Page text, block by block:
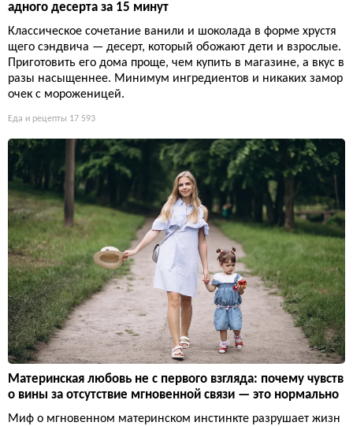
адного десерта за 15 минут
Классическое сочетание ванили и шоколада в форме хрустя
щего сэндвича — десерт, который обожают дети и взрослые.
Приготовить его дома проще, чем купить в магазине, а вкус в
разы насыщеннее. Минимум ингредиентов и никаких замор
очек с мороженицей.
Еда и рецепты 17 593
Материнская любовь не с первого взгляда: почему чувств
о вины за отсутствие мгновенной связи — это нормально
Миф о мгновенном материнском инстинкте разрушает жизн